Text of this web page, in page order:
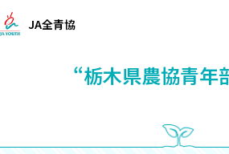
JA全青協
“栃木県農協青年